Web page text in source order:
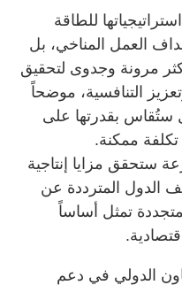
للطاقة
العمل المناخي، بل
مرونة وجدوى لتحقيق
التنافسية، موضحاً
ستُقاس بقدرتها على
ممكنة.
ستحقق مزايا إنتاجية
الدول المترددة عن
تمثل أساساً
الدولي في دعم